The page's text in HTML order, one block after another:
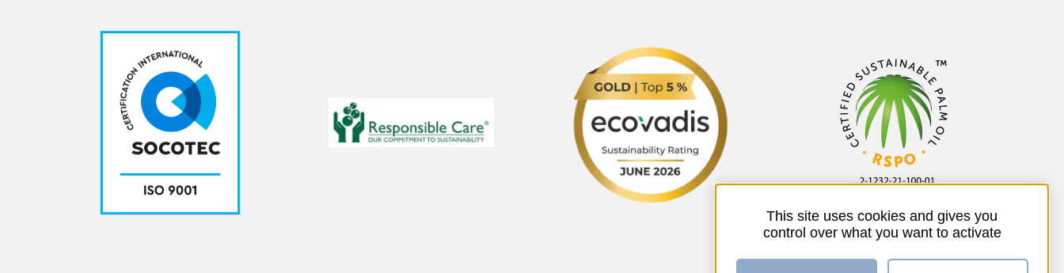
This site uses cookies and gives you
control over what you want to activate